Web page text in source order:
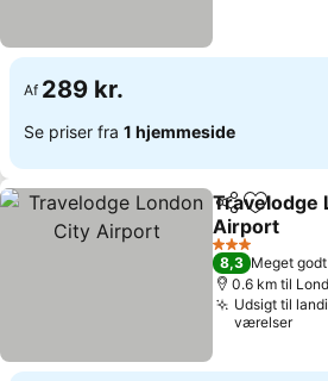
Af 289 kr.
Se priser fra 1 hjemmeside
Del Føj til
Travelodge
Airport
3 Stjerner
8,3 Meget godt
0.6 km til
Udsigt til
værelser